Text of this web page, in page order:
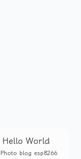
Hello World
Photo blog esp8266